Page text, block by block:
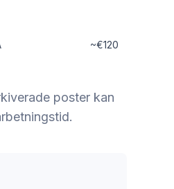
~€120
poster kan